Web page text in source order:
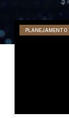
PLANEJAMENTO